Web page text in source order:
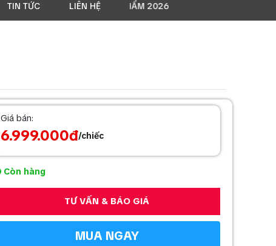
TIN TỨC LIÊN HỆ
Giá bán:
6.999.000đ/chiếc
Còn hàng
TƯ VẤN & BÁO GIÁ
MUA NGAY